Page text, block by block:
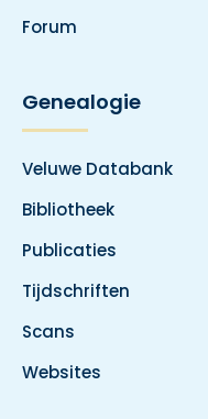
Forum
Genealogie
Veluwe Databank
Bibliotheek
Publicaties
Tijdschriften
Scans
Websites